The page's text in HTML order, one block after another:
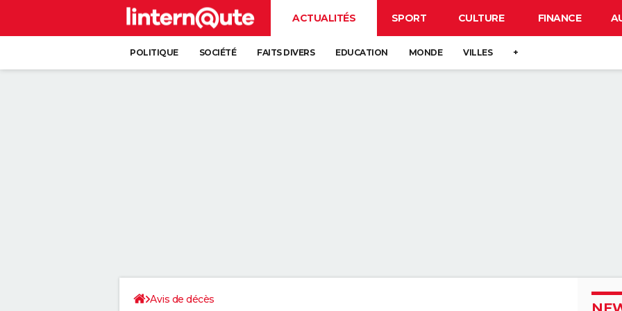
ACTUALITÉS SPORT CULTURE FINANCE
POLITIQUE SOCIÉTÉ FAITS DIVERS EDUCATION MONDE VILLES +
Avis de décès